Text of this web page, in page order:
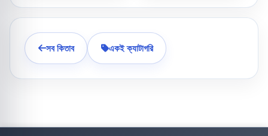
সব কিতাব একই ক্যাটাগরি